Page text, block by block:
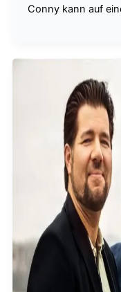
Conny kann auf